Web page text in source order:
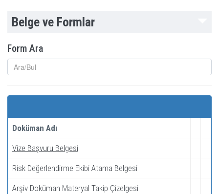
Belge ve Formlar
Form Ara
Doküman Adı
Vize Başvuru Belgesi
Risk Değerlendirme Ekibi Atama Belgesi
Arşiv Doküman Materyal Takip Çizelgesi